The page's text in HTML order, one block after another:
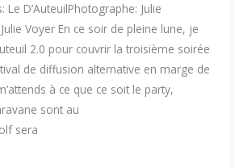
Le D’AuteuilPhotographe: Julie
Voyer En ce soir de pleine lune, je
2.0 pour couvrir la troisième soirée
de diffusion alternative en marge de
à ce que ce soit le party,
sont au
sera